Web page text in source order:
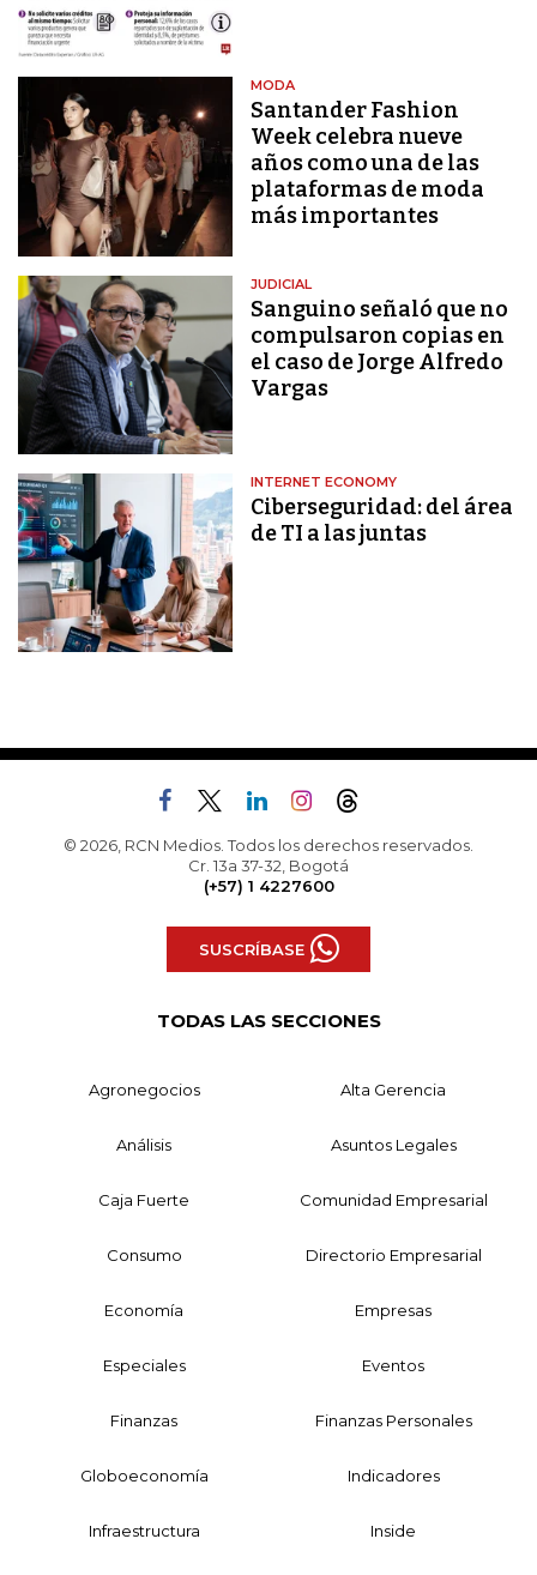
MODA
Santander Fashion
Week celebra nueve
años como una de las
plataformas de moda
más importantes
JUDICIAL
Sanguino señaló que no
compulsaron copias en
el caso de Jorge Alfredo
Vargas
INTERNET ECONOMY
Ciberseguridad: del área
de TI a las juntas
© 2026, RCN Medios. Todos los derechos reservados.
Cr. 13a 37-32, Bogotá
(+57) 1 4227600
SUSCRÍBASE
TODAS LAS SECCIONES
Agronegocios Alta Gerencia
Análisis Asuntos Legales
Caja Fuerte Comunidad Empresarial
Consumo Directorio Empresarial
Economía Empresas
Especiales Eventos
Finanzas Finanzas Personales
Globoeconomía Indicadores
Infraestructura Inside